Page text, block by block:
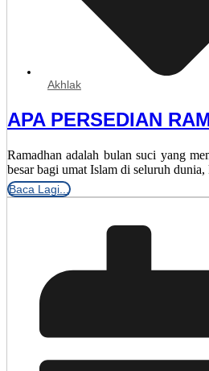
Akhlak
APA PERSEDIAN
Ramadhan adalah bulan suci yang
besar bagi umat Islam di seluruh dunia,
Baca Lagi...